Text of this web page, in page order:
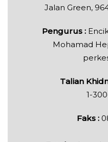
Jalan Green,
Pengurus :
Mohamad
Talian
1-
Faks :